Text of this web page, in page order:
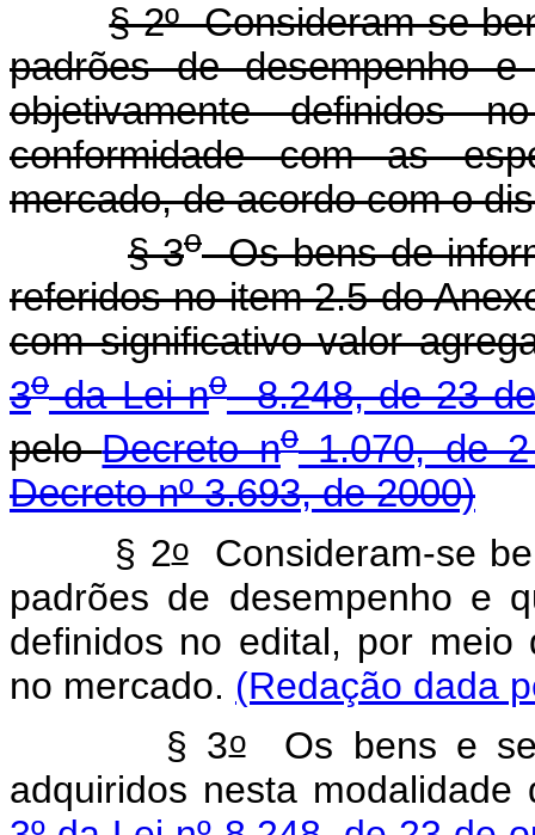
§ 2º Consideram-se
padrões de desempenho
objetivamente definidos
conformidade com as
mercado, de acordo com o
§ 3oOs bens de
referidos no item 2.5 do
com significativo valor
3oda Lei no8.248, de 23
peloDecreto no1.070, de 2
Decreto nº 3.693, de 2000)
§ 2oConsideram-se
padrões de desempenho e
definidos no edital, por meio
no mercado. (Redação dada
§ 3oOs bens e
adquiridos nesta